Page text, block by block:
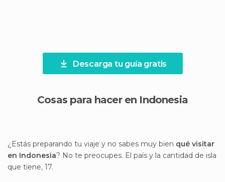
Descarga tu guía gratis
Cosas para hacer en Indonesia
¿Estás preparando tu viaje y no sabes muy bien qué visitar
en Indonesia? No te preocupes. El país y la cantidad de isla
que tiene, 17.